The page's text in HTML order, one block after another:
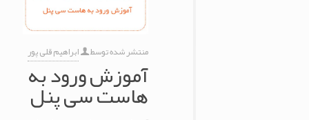
منتشر شده توسط ابراهیم قلی پور
آموزش ورود به
هاست سی پنل